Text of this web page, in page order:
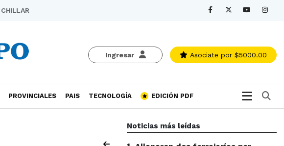
CHILLAR
Ingresar Asociate por $5000.00
PROVINCIALES PAIS TECNOLOGÍA EDICIÓN PDF
Noticias más leídas